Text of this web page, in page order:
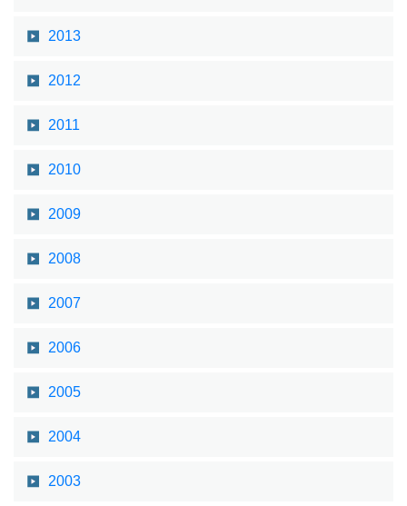
2013
2012
2011
2010
2009
2008
2007
2006
2005
2004
2003